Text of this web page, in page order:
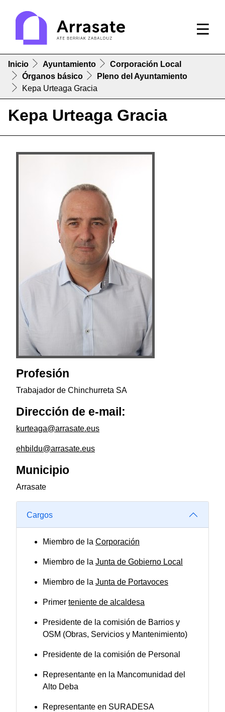
Inicio Ayuntamiento
Corporación Local
Órganos básico
Pleno del Ayuntamiento
Kepa Urteaga Gracia
Kepa Urteaga Gracia
Profesión
Trabajador de Chinchurreta SA
Dirección de e-mail:
kurteaga@arrasate.eus
ehbildu@arrasate.eus
Municipio
Arrasate
Cargos
Miembro de la Corporación
Miembro de la Junta de Gobierno Local
Miembro de la Junta de Portavoces
Primer teniente de alcaldesa
Presidente de la comisión de Barrios y
OSM (Obras, Servicios y Mantenimiento)
Presidente de la comisión de Personal
Representante en la Mancomunidad del
Alto Deba
Representante en SURADESA